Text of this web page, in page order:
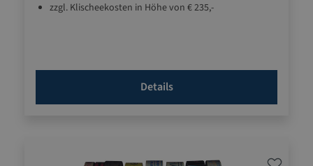
zzgl. Klischeekosten in Höhe von € 235,-
Details